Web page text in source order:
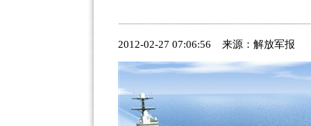
2012-02-27 07:06:56 来源：解放军报